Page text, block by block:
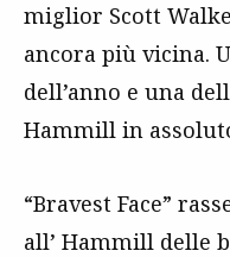
miglior Scott
ancora più vicina.
dell’anno e una
Hammill in
“Bravest Face”
all’ Hammill delle